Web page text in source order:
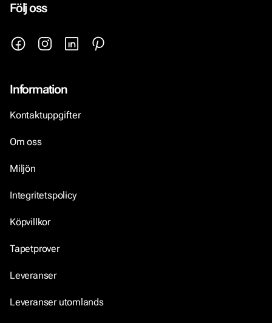
Följ oss
Information
Kontaktuppgifter
Om oss
Miljön
Integritetspolicy
Köpvillkor
Tapetprover
Leveranser
Leveranser utomlands